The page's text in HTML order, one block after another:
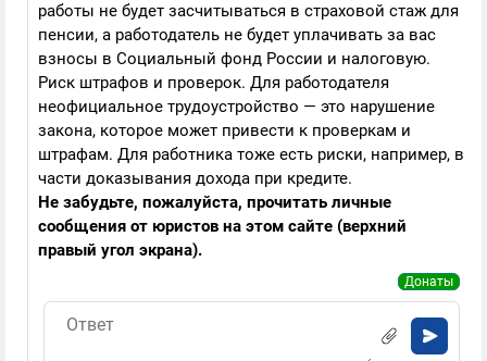
работы не будет засчитываться в страховой стаж для
пенсии, а работодатель не будет уплачивать за вас
взносы в Социальный фонд России и налоговую.
Риск штрафов и проверок. Для работодателя
неофициальное трудоустройство — это нарушение
закона, которое может привести к проверкам и
штрафам. Для работника тоже есть риски, например, в
части доказывания дохода при кредите.
Не забудьте, пожалуйста, прочитать личные
сообщения от юристов на этом сайте (верхний
правый угол экрана).
Донаты